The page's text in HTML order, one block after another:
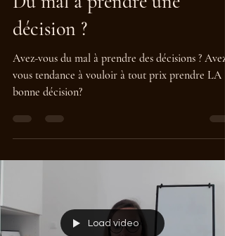
21 mai 2023
1 min de lecture
Du mal à prendre une
décision ?
Avez-vous du mal à prendre des décisions ? Avez-
bonne décision?